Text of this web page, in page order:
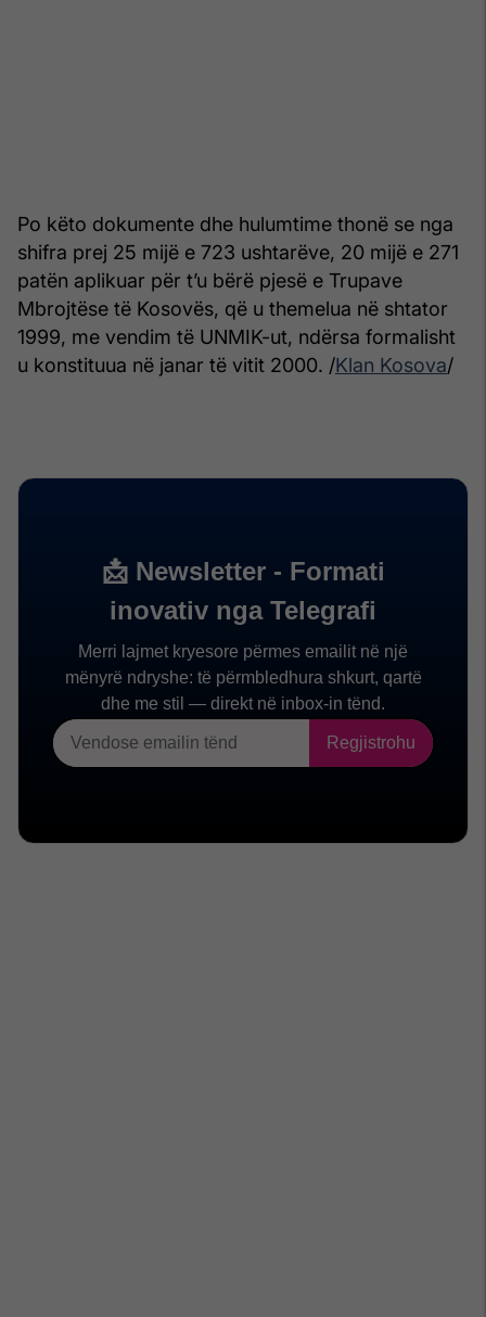
Po këto dokumente dhe hulumtime thonë se nga
shifra prej 25 mijë e 723 ushtarëve, 20 mijë e 271
patën aplikuar për t’u bërë pjesë e Trupave
Mbrojtëse të Kosovës, që u themelua në shtator
1999, me vendim të UNMIK-ut, ndërsa formalisht
u konstituua në janar të vitit 2000. /Klan Kosova/